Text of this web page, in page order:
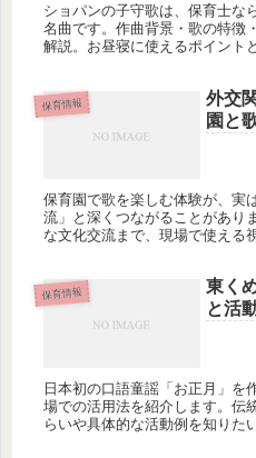
ショパンの子守歌は、保育士な
名曲です。作曲背景・歌の特徴
解説。お昼寝に使えるポイント
保育情報
外交
園と
保育園で歌を楽しむ体験が、実
流」と深くつながることがあり
な文化交流まで、現場で使える
保育情報
東く
と活
日本初の口語童謡「お正月」を
場での活用法を紹介します。伝
らいや具体的な活動例を知りた